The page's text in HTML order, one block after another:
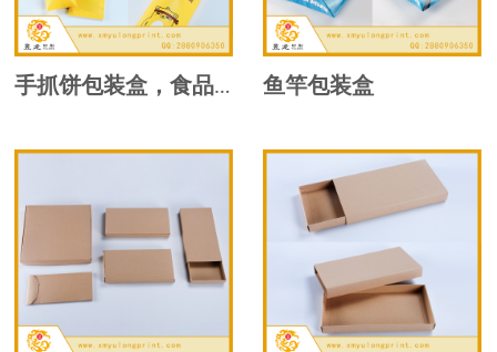
手抓饼包装盒，食品包装盒 鱼竿包装盒